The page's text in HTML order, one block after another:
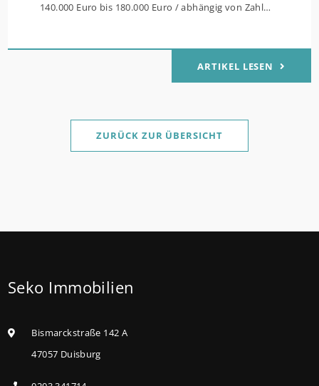
140.000 Euro bis 180.000 Euro / abhängig von Zahl
verbilligt: Heutiger Zins bei 0,53 Prozent effektiv bei
35 Jahren Laufzeit und 10 Jahren Zinsbindung
Sanierung in Einzelmaßnahmen ab sofort möglich
kaufen, die sie selbst bewohnen und sanieren,
höheren Kreditbetrag bei der KfW beantragen. Für
Familien mit einem Kind steigt der
ARTIKEL LESEN
ZURÜCK ZUR ÜBERSICHT
Seko Immobilien
Bismarckstraße 142 A
47057 Duisburg